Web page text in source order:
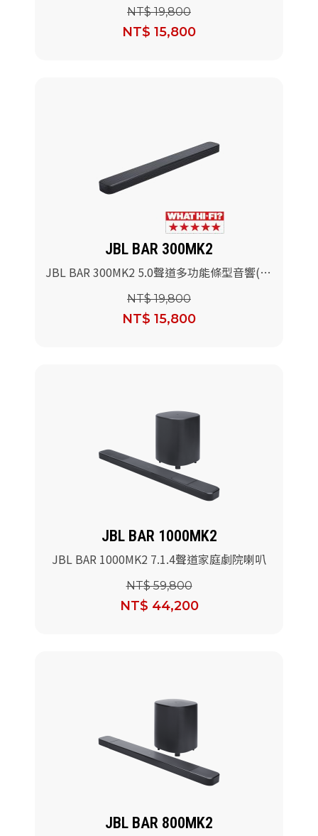
NT$ 19,800
NT$ 15,800
JBL BAR 300MK2
JBL BAR 300MK2 5.0聲道多功能條型音響(黑
NT$ 19,800
NT$ 15,800
JBL BAR 1000MK2
JBL BAR 1000MK2 7.1.4聲道家庭劇院喇叭
NT$ 59,800
NT$ 44,200
JBL BAR 800MK2